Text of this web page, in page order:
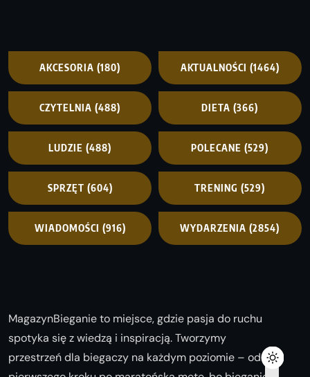
AKCESORIA (180) AKTUALNOŚCI (1464)
CZYTELNIA (488) DIETA (366)
LUDZIE (488) POLECANE (529)
SPRZĘT (604) TRENING (529)
WIADOMOŚCI (916) WYDARZENIA (2854)
MagazynBieganie to miejsce, gdzie pasja do ruchu
spotyka się z wiedzą i inspiracją. Tworzymy
przestrzeń dla biegaczy na każdym poziomie – od